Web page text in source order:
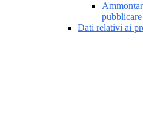
Dati relativi ai